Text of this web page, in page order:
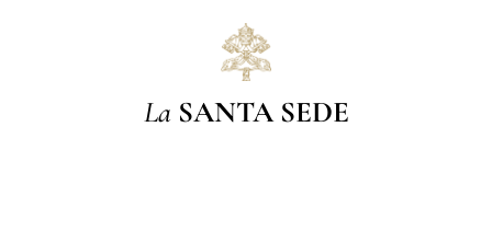
La SANTA SEDE